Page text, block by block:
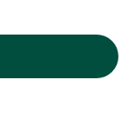
Lunettes